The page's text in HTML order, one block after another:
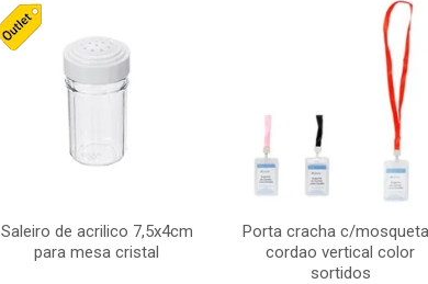
Saleiro de acrilico 7,5x4cm
para mesa cristal
Porta cracha c/
cordao vertical color
sortidos